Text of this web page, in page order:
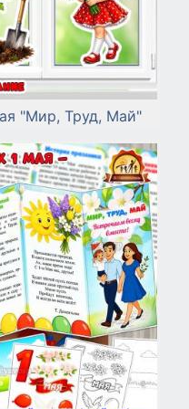
"Мир, Труд, Май"